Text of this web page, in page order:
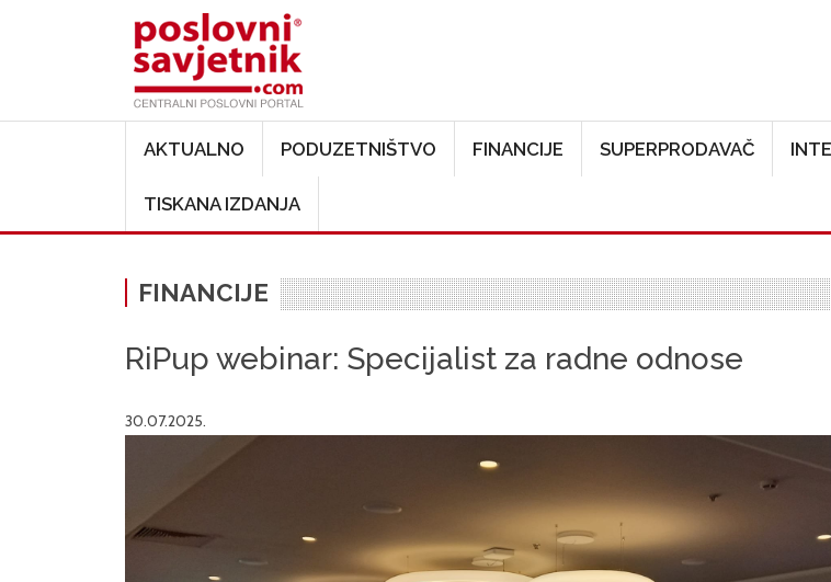
AKTUALNO PODUZETNIŠTVO FINANCIJE SUPERPRODAVAČ
TISKANA IZDANJA
FINANCIJE
RiPup webinar: Specijalist za radne odnose
30.07.2025.